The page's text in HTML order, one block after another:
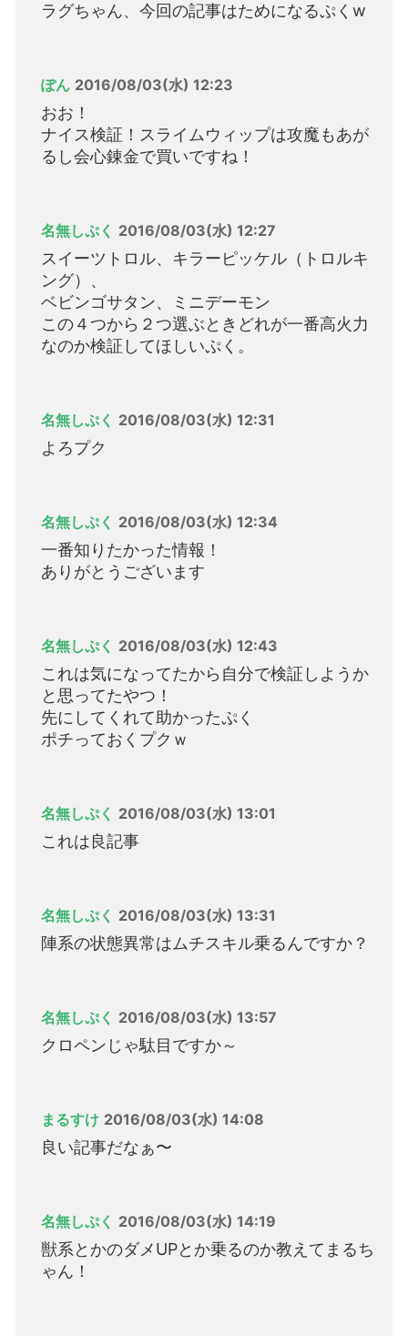
ラグちゃん、今回の記事はためになるぷくw
ぽん 2016/08/03(水) 12:23
おお！
ナイス検証！スライムウィップは攻魔もあが
るし会心錬金で買いですね！
名無しぷく 2016/08/03(水) 12:27
スイーツトロル、キラーピッケル（トロルキ
ング）、
ベビンゴサタン、ミニデーモン
この４つから２つ選ぶときどれが一番高火力
なのか検証してほしいぷく。
名無しぷく 2016/08/03(水) 12:31
よろプク
名無しぷく 2016/08/03(水) 12:34
一番知りたかった情報！
ありがとうございます
名無しぷく 2016/08/03(水) 12:43
これは気になってたから自分で検証しようか
と思ってたやつ！
先にしてくれて助かったぷく
ポチっておくプクｗ
名無しぷく 2016/08/03(水) 13:01
これは良記事
名無しぷく 2016/08/03(水) 13:31
陣系の状態異常はムチスキル乗るんですか？
名無しぷく 2016/08/03(水) 13:57
クロペンじゃ駄目ですか～
まるすけ 2016/08/03(水) 14:08
良い記事だなぁ〜
名無しぷく 2016/08/03(水) 14:19
獣系とかのダメUPとか乗るのか教えてまるち
ゃん！